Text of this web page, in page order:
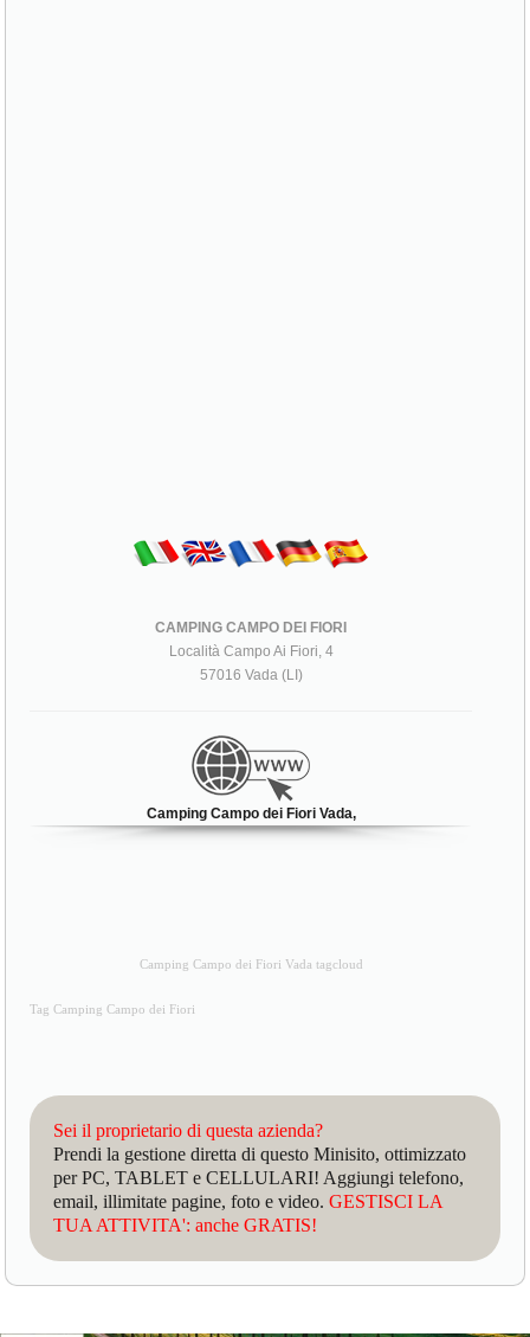
CAMPING CAMPO DEI FIORI
Località Campo Ai Fiori, 4
57016 Vada (LI)
Camping Campo dei Fiori Vada,
Camping Campo dei Fiori Vada tagcloud
Tag Camping Campo dei Fiori
Sei il proprietario di questa azienda?
Prendi la gestione diretta di questo Minisito, ottimizzato
per PC, TABLET e CELLULARI! Aggiungi telefono,
email, illimitate pagine, foto e video.GESTISCI LA
TUA ATTIVITA': anche GRATIS!